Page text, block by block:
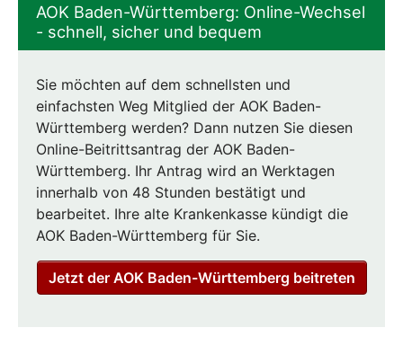
AOK Baden-Württemberg: Online-Wechsel
- schnell, sicher und bequem
Sie möchten auf dem schnellsten und
einfachsten Weg Mitglied der AOK Baden-
Württemberg werden? Dann nutzen Sie diesen
Online-Beitrittsantrag der AOK Baden-
Württemberg. Ihr Antrag wird an Werktagen
innerhalb von 48 Stunden bestätigt und
bearbeitet. Ihre alte Krankenkasse kündigt die
AOK Baden-Württemberg für Sie.
Jetzt der AOK Baden-Württemberg beitreten